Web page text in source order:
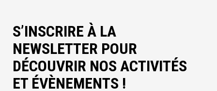
S’INSCRIRE À LA
NEWSLETTER POUR
DÉCOUVRIR NOS ACTIVITÉS
ET ÉVÈNEMENTS !